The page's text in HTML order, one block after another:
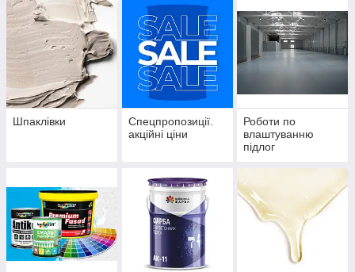
Шпаклівки
Спецпропозиції.
акційні ціни
Роботи по
влаштуванню
підлог